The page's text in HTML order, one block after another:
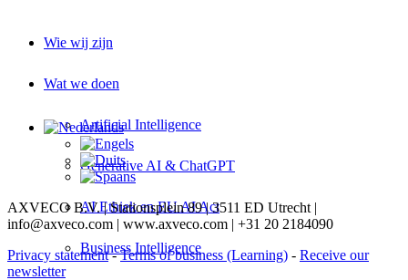
Wie wij zijn
Wat we doen
Artificial Intelligence
Generative AI & ChatGPT
AI Ethiek en EU AI Act
Business Intelligence
AXVECO B.V. | Stationsplein 89 | 3511 ED Utrecht |
info@axveco.com | www.axveco.com | +31 20 2184090
Privacy statement-Terms of business (Learning) - Receive our
newsletter